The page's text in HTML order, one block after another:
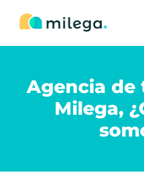
content
Agencia de
Milega,